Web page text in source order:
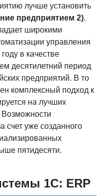
лучше установить
предприятием 2).
широкими
управления
в качестве
десятилетний период
предприятий. В то
комплексный подход к
на лучших
счет уже созданного
пятидесяти.
1С: ERP